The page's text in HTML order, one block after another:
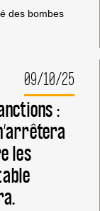
des bombes
09/10/25
:
les